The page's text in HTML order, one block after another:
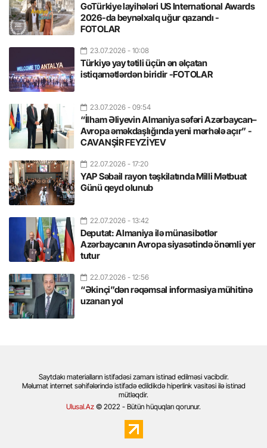
GoTürkiye layihələri US International Awards
2026-da beynəlxalq uğur qazandı -
FOTOLAR
23.07.2026 - 10:08
Türkiyə yay tətili üçün ən əlçatan
istiqamətlərdən biridir -FOTOLAR
23.07.2026 - 09:54
“İlham Əliyevin Almaniya səfəri Azərbaycan–
Avropa əməkdaşlığında yeni mərhələ açır” -
CAVANŞİR FEYZİYEV
22.07.2026 - 17:20
YAP Səbail rayon təşkilatında Milli Mətbuat
Günü qeyd olunub
22.07.2026 - 13:42
Deputat: Almaniya ilə münasibətlər
Azərbaycanın Avropa siyasətində önəmli yer
tutur
22.07.2026 - 12:56
“Əkinçi”dən rəqəmsal informasiya mühitinə
uzanan yol
Saytdakı materialların istifadəsi zamanı istinad edilməsi vacibdir.
Məlumat internet səhifələrində istifadə edildikdə hiperlink vasitəsi ilə istinad
mütləqdir.
Ulusal.Az © 2022 - Bütün hüquqları qorunur.